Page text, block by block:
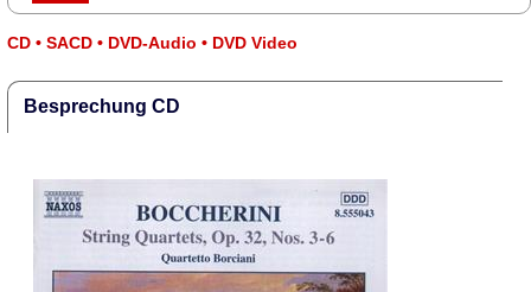
CD • SACD • DVD-Audio • DVD Video
Besprechung CD